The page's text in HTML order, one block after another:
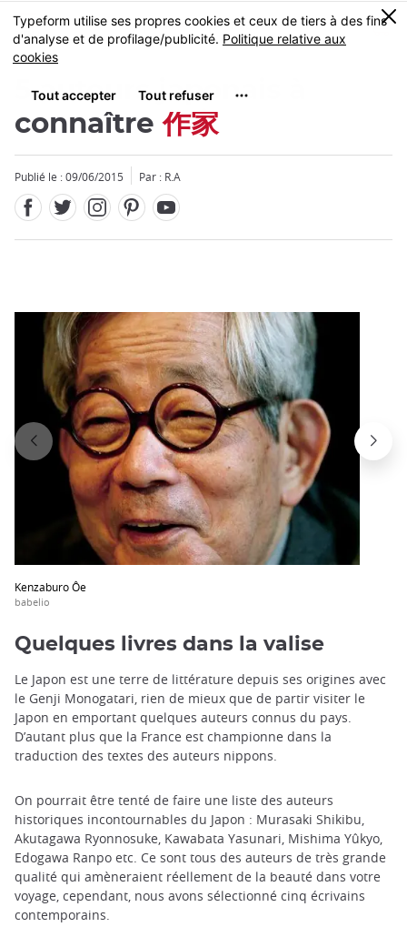
Skip
to
main
MENU
0
5 auteurs japonais à
connaître作家
Publié le : 09/06/2015 Par : R.A
Kenzaburo Ôe
babelio
Fermer
Quelques livres dans la valise
Le Japon est une terre de littérature depuis ses origines avec
le Genji Monogatari, rien de mieux que de partir visiter le
Japon en emportant quelques auteurs connus du pays.
D’autant plus que la France est championne dans la
traduction des textes des auteurs nippons.
On pourrait être tenté de faire une liste des auteurs
historiques incontournables du Japon : Murasaki Shikibu,
Akutagawa Ryonnosuke, Kawabata Yasunari, Mishima Yûkyo,
Edogawa Ranpo etc. Ce sont tous des auteurs de très grande
qualité qui amèneraient réellement de la beauté dans votre
voyage, cependant, nous avons sélectionné cinq écrivains
contemporains.